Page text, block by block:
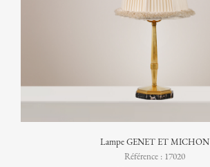
Lampe GENET ET MICHON
Référence : 17020